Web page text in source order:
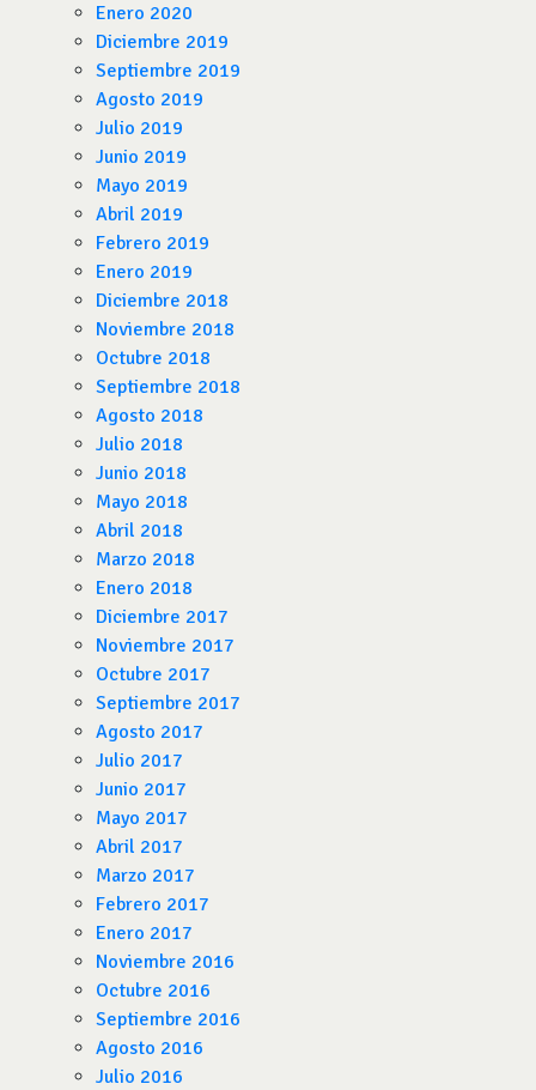
Enero 2020
Diciembre 2019
Septiembre 2019
Agosto 2019
Julio 2019
Junio 2019
Mayo 2019
Abril 2019
Febrero 2019
Enero 2019
Diciembre 2018
Noviembre 2018
Octubre 2018
Septiembre 2018
Agosto 2018
Julio 2018
Junio 2018
Mayo 2018
Abril 2018
Marzo 2018
Enero 2018
Diciembre 2017
Noviembre 2017
Octubre 2017
Septiembre 2017
Agosto 2017
Julio 2017
Junio 2017
Mayo 2017
Abril 2017
Marzo 2017
Febrero 2017
Enero 2017
Noviembre 2016
Octubre 2016
Septiembre 2016
Agosto 2016
Julio 2016